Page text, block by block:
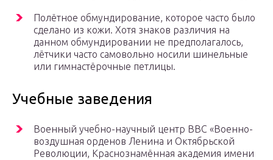
Полётное обмундирование, которое часто было
сделано из кожи. Хотя знаков различия на
данном обмундировании не предполагалось,
лётчики часто самовольно носили шинельные
или гимнастёрочные петлицы.
Учебные заведения
Военный учебно-научный центр ВВС «Военно-
воздушная орденов Ленина и Октябрьской
Революции, Краснознамённая академия имени